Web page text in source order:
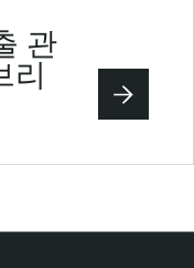
관
리